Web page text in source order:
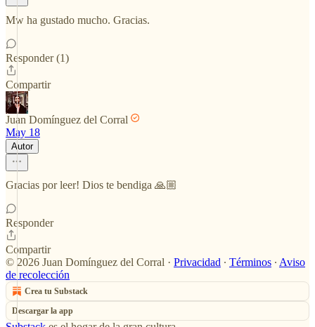
Mw ha gustado mucho. Gracias.
Responder (1)
Compartir
Juan Domínguez del Corral
May 18
Autor
Gracias por leer! Dios te bendiga 🙏🏼
Responder
Compartir
© 2026 Juan Domínguez del Corral · Privacidad ∙ Términos ∙ Aviso
de recolección
Crea tu Substack
Descargar la app